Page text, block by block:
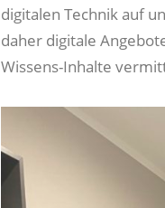
digitalen Technik auf
daher digitale
Wissens-Inhalte